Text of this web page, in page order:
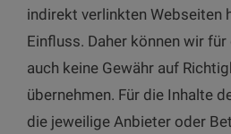
indirekt verlinkten Webseiten
Einfluss. Daher können wir für
auch keine Gewähr auf
übernehmen. Für die Inhalte
die jeweilige Anbieter oder